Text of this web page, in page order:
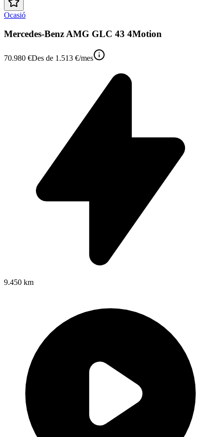
Ocasió
Mercedes-Benz AMG GLC 43 4Motion
70.980 €Des de 1.513 €/mes
9.450 km